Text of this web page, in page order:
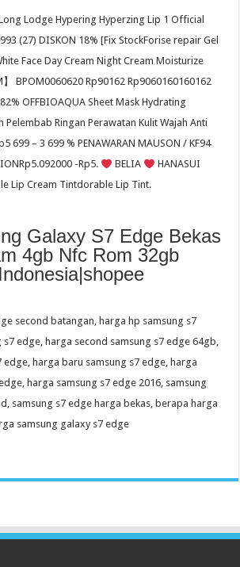
Lodge Hypering Hyperzing Lip 1 Official
(27) DISKON 18% [Fix StockForise repair Gel
Face Day Cream Night Cream Moisturize
BPOM0060620 Rp90162 Rp9060160160162
OFFBIOAQUA Sheet Mask Hydrating
Pelembab Ringan Perawatan Kulit Wajah Anti
699 – 3 699 % PENAWARAN MAUSON / KF94
-Rp5.
BELIA
HANASUI
Lip Cream Tintdorable Lip Tint.
Galaxy S7 Edge Bekas
4gb Nfc Rom 32gb
second batangan, harga hp samsung s7
edge, harga second samsung s7 edge 64gb,
edge, harga baru samsung s7 edge, harga
harga samsung s7 edge 2016, samsung
samsung s7 edge harga bekas, berapa harga
samsung galaxy s7 edge